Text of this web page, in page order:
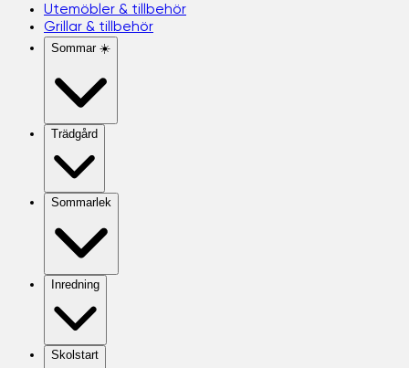
Utemöbler & tillbehör
Grillar & tillbehör
Sommar ☀️
Trädgård
Sommarlek
Inredning
Skolstart